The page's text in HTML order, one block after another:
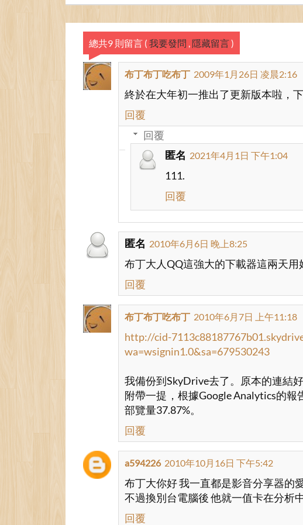
}
#yam-video-download div.check-
     color:white;
     background-color:#FF0000;
     font-size: large;
     padding: 2px 5px;
     margin: 2px auto;
     border: 1px solid gray;
     width: 200px;
     text-align:center;
     display:none;
#yam-video-download
    font-size: 1em;
#yam-video-download
    color:gray;
總共9 則留言 ( 我要發問 ,隱藏留言)
布丁布丁吃布丁 2009年1月26日 凌晨2:16
終於在大年初一推出了更新版本啦，
回覆
回覆
匿名 2021年4月1日 下午1:04
111.
回覆
匿名 2010年6月6日 晚上8:25
布丁大人QQ這強大的下載器這兩天用
回覆
布丁布丁吃布丁 2010年6月7日 上午11:18
http://cid-
wa=wsignin1.0&sa=679530243
我備份到SkyDrive去了。原本的連結
附帶一提，根據Google Analytics的
部覽量37.87%。
回覆
a594226 2010年10月16日 下午5:42
布丁大你好 我一直都是影音分享器的
不過換別台電腦後 他就一值卡在分析
回覆